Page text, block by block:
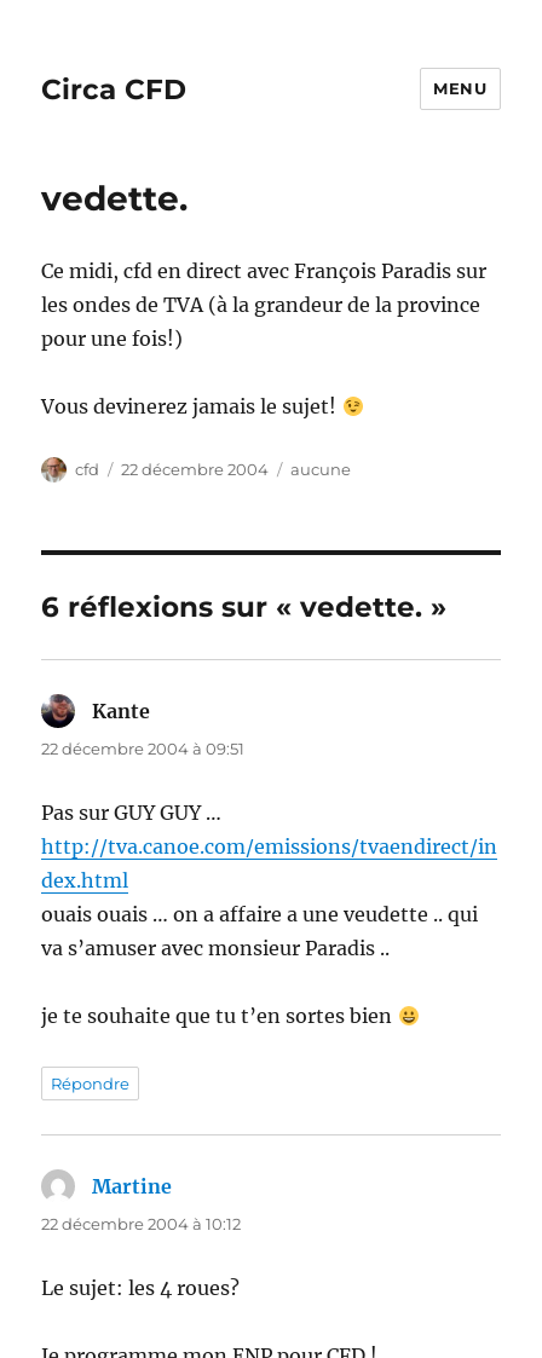
Circa CFD MENU
vedette.
Ce midi, cfd en direct avec François Paradis sur
les ondes de TVA (à la grandeur de la province
pour une fois!)
Vous devinerez jamais le sujet!
Auteur
cfd
Publié
22 décembre 2004 Catégories
aucune
6 réflexions sur « vedette. »
Kante
22 décembre 2004 à 09:51
Pas sur GUY GUY …
http://tva.canoe.com/emissions/tvaendirect/in
dex.html
ouais ouais … on a affaire a une veudette .. qui
va s’amuser avec monsieur Paradis ..
je te souhaite que tu t’en sortes bien
Répondre
Martine
22 décembre 2004 à 10:12
Le sujet: les 4 roues?